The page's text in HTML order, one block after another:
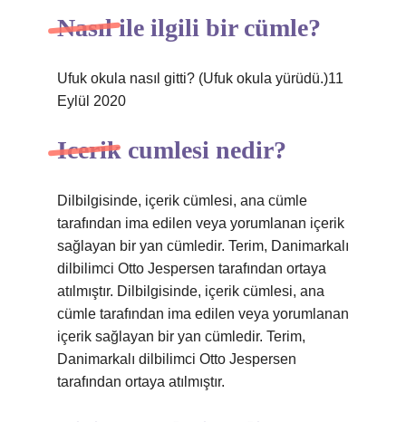
Nasıl ile ilgili bir cümle?
Ufuk okula nasıl gitti? (Ufuk okula yürüdü.)11
Eylül 2020
Icerik cumlesi nedir?
Dilbilgisinde, içerik cümlesi, ana cümle
tarafından ima edilen veya yorumlanan içerik
sağlayan bir yan cümledir. Terim, Danimarkalı
dilbilimci Otto Jespersen tarafından ortaya
atılmıştır. Dilbilgisinde, içerik cümlesi, ana
cümle tarafından ima edilen veya yorumlanan
içerik sağlayan bir yan cümledir. Terim,
Danimarkalı dilbilimci Otto Jespersen
tarafından ortaya atılmıştır.